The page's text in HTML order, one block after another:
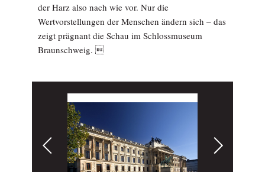
der Harz also nach wie vor. Nur die
Wertvorstellungen der Menschen ändern sich – das
zeigt prägnant die Schau im Schlossmuseum
Braunschweig. 